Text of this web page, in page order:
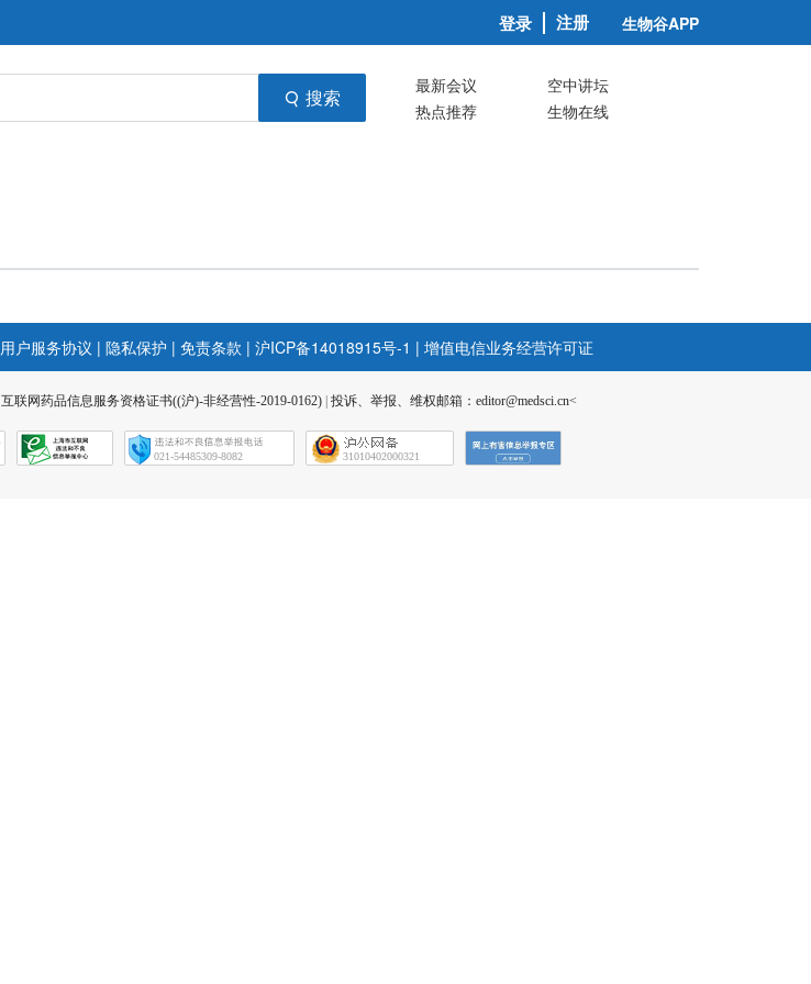
登录 注册 生物谷APP
搜索 最新会议
空中讲坛
热点推荐
生物在线
用户服务协议 | 隐私保护 | 免责条款 | 沪ICP备14018915号-1 | 增值电信业务经营许可证
互联网药品信息服务资格证书((沪)-非经营性-2019-0162) 投诉、举报、维权邮箱：editor@medsci.cn<
021-54485309-8082 31010402000321